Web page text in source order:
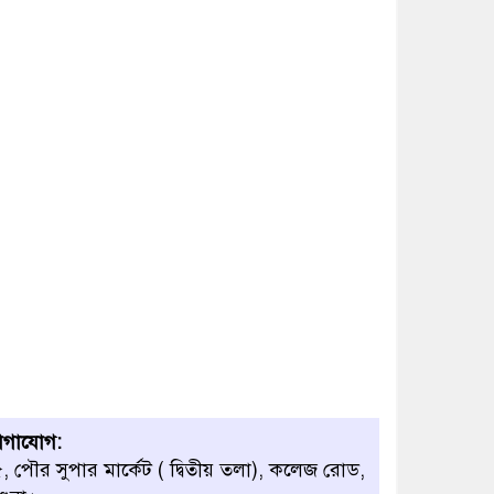
পৌর সুপার মার্কেট ( দ্বিতীয় তলা), কলেজ রোড,